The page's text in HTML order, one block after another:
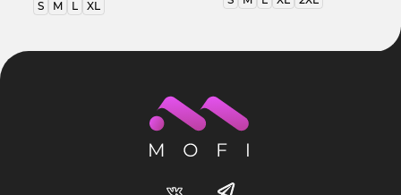
S
M L XL